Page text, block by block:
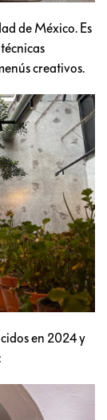
de México. Es
creativos.
en 2024 y